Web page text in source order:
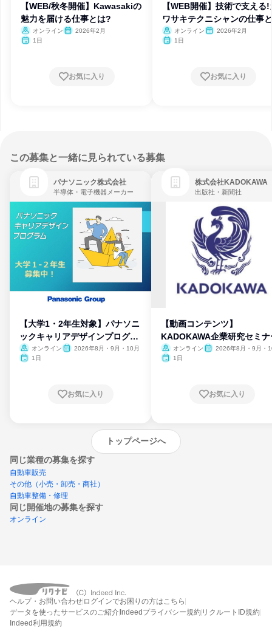
【WEB/秋冬開催】Kawasakiの
魅力を届ける仕事とは?
オンライン
2026年2月
1日
お気に入り
【WEB開催】技術で支える!
ワサキテクニシャンの仕事と
は?オンライン
2026年2月
1日
お気に入り
この募集と一緒に見られている募集
パナソニック株式会社
半導体・電子機器メーカー
【大学1・2年生対象】パナソニ
ックキャリアデザインプログラ
ム
オンライン
2026年8月・9月・10月
1日
お気に入り
株式会社KADOKAWA
出版社・新聞社
【動画コンテンツ】
KADOKAWA企業研究セミナ
オンライン
2026年8月・9月・
1日
お気に入り
トップページへ
同じ業種の募集を探す
自動車販売
その他（小売・卸売・商社）
自動車整備・修理
同じ開催地の募集を探す
オンライン
締切：なし
ヘルプ・お問い合わせ ログインでお困りの方はこちら
データを使ったサービスのご紹介 Indeedプライバシー規約 リクルートID規約
Indeed利用規約